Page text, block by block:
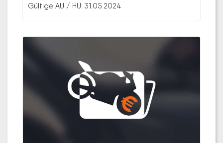
Gültige AU / HU: 31.05.2024